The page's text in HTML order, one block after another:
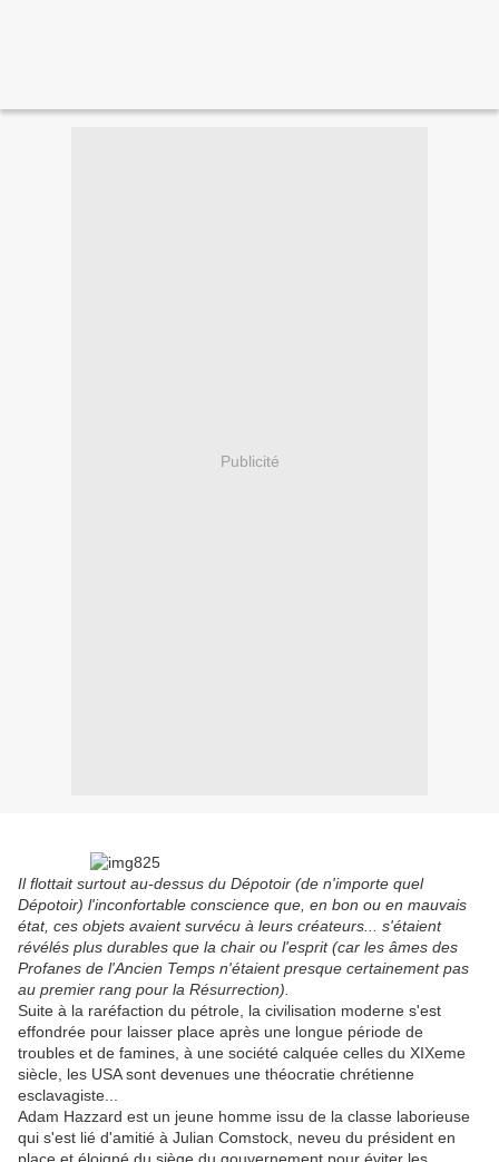
Publicité
Il flottait surtout au-dessus du Dépotoir (de n'importe quel
Dépotoir) l'inconfortable conscience que, en bon ou en mauvais
état, ces objets avaient survécu à leurs créateurs... s'étaient
révélés plus durables que la chair ou l'esprit (car les âmes des
Profanes de l'Ancien Temps n'étaient presque certainement pas
au premier rang pour la Résurrection).
Suite à la raréfaction du pétrole, la civilisation moderne s'est
effondrée pour laisser place après une longue période de
troubles et de famines, à une société calquée celles du XIXeme
siècle, les USA sont devenues une théocratie chrétienne
esclavagiste...
Adam Hazzard est un jeune homme issu de la classe laborieuse
qui s'est lié d'amitié à Julian Comstock, neveu du président en